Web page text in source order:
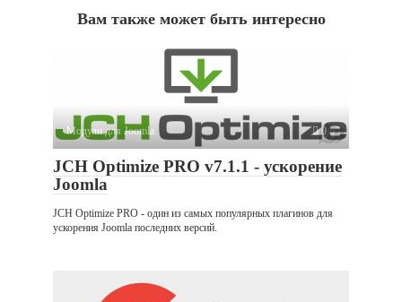
Вам также может быть интересно
Модули для Joomla 0
JCH Optimize PRO v7.1.1 - ускорение
Joomla
JCH Optimize PRO - один из самых популярных плагинов для
ускорения Joomla последних версий.